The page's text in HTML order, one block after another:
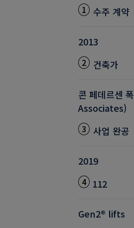
1 수주 계약
2013
2 건축가
콘 페데르센
Associates)
3 사업 완공
2019
4 112
Gen2® lifts